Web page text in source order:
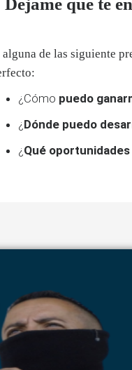
Déjame que te
alguna de las siguiente
¿Cómo puedo
¿ Dónde puedo
¿ Qué